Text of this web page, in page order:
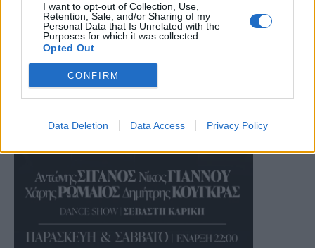
I want to opt-out of Collection, Use,
Retention, Sale, and/or Sharing of my
Personal Data that Is Unrelated with the
Purposes for which it was collected.
Opted Out
CONFIRM
Data Deletion Data Access Privacy Policy